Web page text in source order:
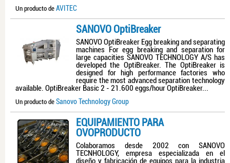
Un producto de AVITEC
SANOVO OptiBreaker
SANOVO OptiBreaker Egg breaking and separating
machines For egg breaking and separation for
large capacities SANOVO TECHNOLOGY A/S has
developed the OptiBreaker. The OptiBreaker is
designed for high performance factories who
require the most advanced separation technology
available. OptiBreaker Basic 2 - 21.600 eggs/hour OptiBreaker...
Un producto de Sanovo Technology Group
EQUIPAMIENTO PARA
OVOPRODUCTO
Colaboramos desde 2002 con SANOVO
TECNHOLOGY, empresa especializada en el
diseño y fabricación de equipos para la industria